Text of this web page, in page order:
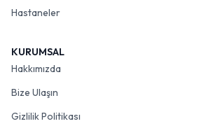
Hastaneler
KURUMSAL
Hakkımızda
Bize Ulaşın
Gizlilik Politikası